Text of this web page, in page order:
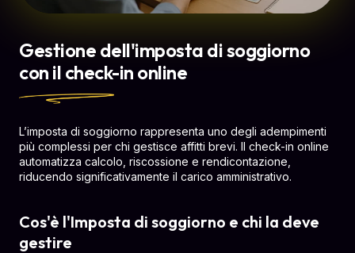
Gestione dell'imposta di soggiorno
con il check-in online
L’imposta di soggiorno rappresenta uno degli adempimenti
più complessi per chi gestisce affitti brevi. Il check-in online
automatizza calcolo, riscossione e rendicontazione,
riducendo significativamente il carico amministrativo.
Cos'è l'Imposta di soggiorno e chi la deve
gestire